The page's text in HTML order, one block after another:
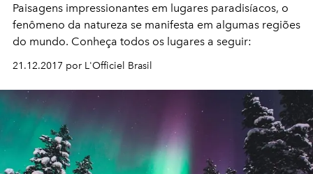
Paisagens impressionantes em lugares paradisíacos, o
fenômeno da natureza se manifesta em algumas regiões
do mundo. Conheça todos os lugares a seguir:
21.12.2017 por L'Officiel Brasil